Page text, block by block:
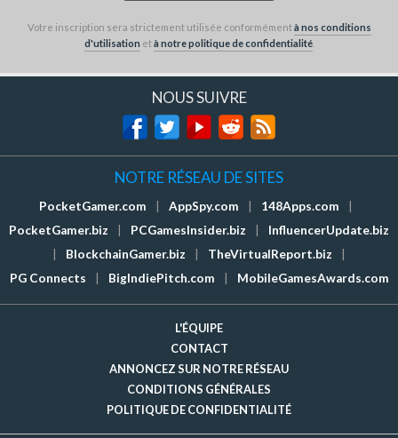
Votre inscription sera strictement utilisée conformémentà nos conditions
d'utilisation età notre politique de confidentialité.
NOUS SUIVRE
NOTRE RÉSEAU DE SITES
PocketGamer.com AppSpy.com 148Apps.com
PocketGamer.biz
PCGamesInsider.biz
InfluencerUpdate.biz
BlockchainGamer.biz TheVirtualReport.biz
PG Connects
BigIndiePitch.com MobileGamesAwards.com
L'ÉQUIPE
CONTACT
ANNONCEZ SUR NOTRE RÉSEAU
CONDITIONS GÉNÉRALES
POLITIQUE DE CONFIDENTIALITÉ